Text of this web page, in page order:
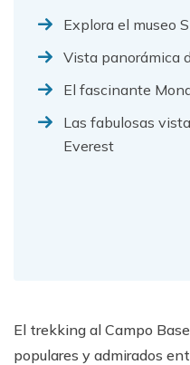
Explora el museo
Vista panorámica
El fascinante
Las fabulosas
Everest
El trekking al Campo
populares y admirados